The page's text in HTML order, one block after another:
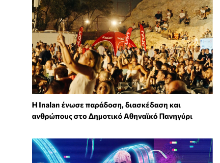
Η Inalan ένωσε παράδοση, διασκέδαση και
ανθρώπους στο Δημοτικό Αθηναϊκό Πανηγύρι